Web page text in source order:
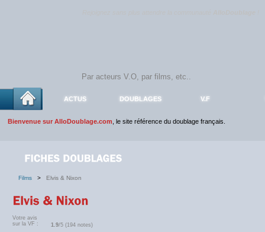
ACTUS DOUBLAGES V.F
Bienvenue sur AlloDoublage.com , le site référence du doublage français.
Films > Elvis & Nixon
Votre avis
sur la VF :
1.9/5 (194 notes)